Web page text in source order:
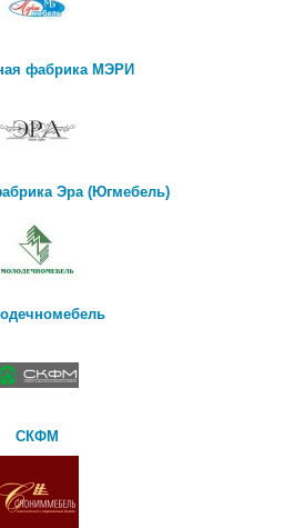
фабрика МЭРИ
Эра (Югмебель)
СКФМ